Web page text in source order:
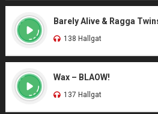
Barely Alive & Ragga
138 Hallgat
Wax – BLAOW!
137 Hallgat